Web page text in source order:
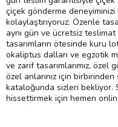
çiçek gönderme deneyiminizi
kolaylaştırıyoruz. Özenle
aynı gün ve ücretsiz teslimat
tasarımların ötesinde kuru
okaliptus dalları ve egzotik
ve zarif tasarımlarımız, özel
özel anlarınız için
kataloğunda sizleri bekliyor.
hissettirmek için hemen